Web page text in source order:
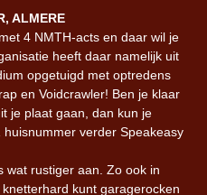
ALMERE
4 NMTH-acts en daar wil je
heeft daar namelijk uit
opgetuigd met optredens
en Voidcrawler! Ben je klaar
je plaat gaan, dan kun je
verder Speakeasy
wat rustiger aan. Zo ook in
kunt garagerocken